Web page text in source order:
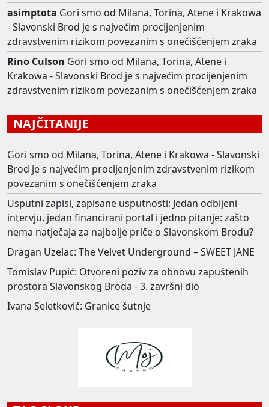
asimptota Gori smo od Milana, Torina, Atene i Krakowa
- Slavonski Brod je s najvećim procijenjenim
zdravstvenim rizikom povezanim s onečišćenjem zraka
Rino Culson Gori smo od Milana, Torina, Atene i
Krakowa - Slavonski Brod je s najvećim procijenjenim
zdravstvenim rizikom povezanim s onečišćenjem zraka
NAJČITANIJE
Gori smo od Milana, Torina, Atene i Krakowa - Slavonski
Brod je s najvećim procijenjenim zdravstvenim rizikom
povezanim s onečišćenjem zraka
Usputni zapisi, zapisane usputnosti: Jedan odbijeni
intervju, jedan financirani portal i jedno pitanje: zašto
nema natječaja za najbolje priče o Slavonskom Brodu?
Dragan Uzelac: The Velvet Underground – SWEET JANE
Tomislav Pupić: Otvoreni poziv za obnovu zapuštenih
prostora Slavonskog Broda - 3. završni dio
Ivana Seletković: Granice šutnje